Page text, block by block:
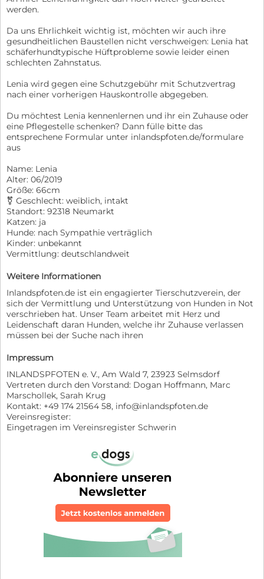
werden.
Da uns Ehrlichkeit wichtig ist, möchten wir auch ihre
gesundheitlichen Baustellen nicht verschweigen: Lenia hat
schäferhundtypische Hüftprobleme sowie leider einen
schlechten Zahnstatus.
Lenia wird gegen eine Schutzgebühr mit Schutzvertrag
nach einer vorherigen Hauskontrolle abgegeben.
Du möchtest Lenia kennenlernen und ihr ein Zuhause oder
eine Pflegestelle schenken? Dann fülle bitte das
entsprechene Formular unter inlandspfoten.de/formulare
aus
Name: Lenia
Alter: 06/2019
Größe: 66cm
⚧️ Geschlecht: weiblich, intakt
Standort: 92318 Neumarkt
Katzen: ja
Hunde: nach Sympathie verträglich
Kinder: unbekannt
Vermittlung: deutschlandweit
Weitere Informationen
Inlandspfoten.de ist ein engagierter Tierschutzverein, der
sich der Vermittlung und Unterstützung von Hunden in Not
verschrieben hat. Unser Team arbeitet mit Herz und
Leidenschaft daran Hunden, welche ihr Zuhause verlassen
müssen bei der Suche nach ihren
Impressum
INLANDSPFOTEN e. V., Am Wald 7, 23923 Selmsdorf
Vertreten durch den Vorstand: Dogan Hoffmann, Marc
Marschollek, Sarah Krug
Kontakt: +49 174 21564 58, info@inlandspfoten.de
Vereinsregister:
Eingetragen im Vereinsregister Schwerin